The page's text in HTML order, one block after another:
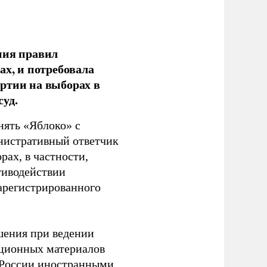
правил
и потребовала
на выборах в
«Яблоко» с
ответчик
в частности,
при ведении
материалов
иностранными